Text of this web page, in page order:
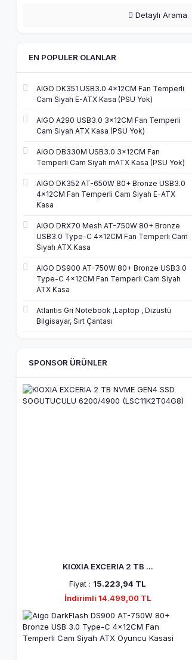
Detaylı Arama
EN POPULER OLANLAR
AIGO DK351 USB3.0 4×12CM Fan Temperli
Cam Siyah E-ATX Kasa (PSU Yok)
AIGO A290 USB3.0 3×12CM Fan Temperli
Cam Siyah ATX Kasa (PSU Yok)
AIGO DB330M USB3.0 3×12CM Fan
Temperli Cam Siyah mATX Kasa (PSU Yok)
AIGO DK352 AT-650W 80+ Bronze USB3.0
4×12CM Fan Temperli Cam Siyah E-ATX
Kasa
AIGO DRX70 Mesh AT-750W 80+ Bronze
USB3.0 Type-C 4×12CM Fan Temperli Cam
Siyah ATX Kasa
AIGO DS900 AT-750W 80+ Bronze USB3.0
Type-C 4×12CM Fan Temperli Cam Siyah
ATX Kasa
Atlantis Gri Notebook ,Laptop , Dizüstü
Bilgisayar, Sırt Çantası
SPONSOR ÜRÜNLER
KIOXIA EXCERIA 2 TB ...
Fiyat : 15.223,94 TL
İndirimli 14.499,00 TL